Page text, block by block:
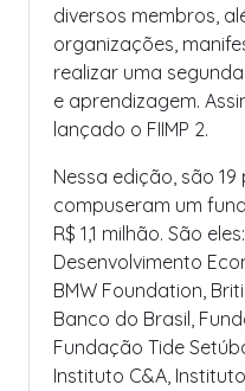
diversos membros,
organizações,
realizar uma
e aprendizagem.
lançado o FIIMP 2.
Nessa edição, são
compuseram um
R$ 1,1 milhão. São
Desenvolvimento
BMW Foundation,
Banco do Brasil,
Fundação Tide
Instituto C&A,